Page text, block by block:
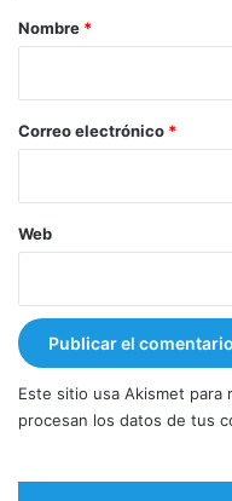
r
*
Nombre *
Correo electrónico *
Web
Este sitio usa Akismet para
procesan los datos de tus